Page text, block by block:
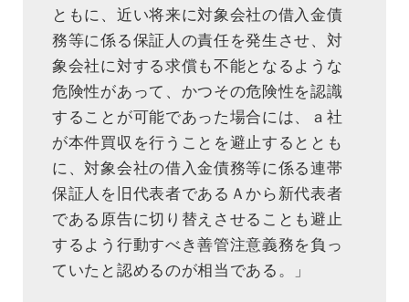
ともに、近い将来に対象会社の借入金債
務等に係る保証人の責任を発生させ、対
象会社に対する求償も不能となるような
危険性があって、かつその危険性を認識
することが可能であった場合には、ａ社
が本件買収を行うことを避止するととも
に、対象会社の借入金債務等に係る連帯
保証人を旧代表者であるＡから新代表者
である原告に切り替えさせることも避止
するよう行動すべき善管注意義務を負っ
ていたと認めるのが相当である。」